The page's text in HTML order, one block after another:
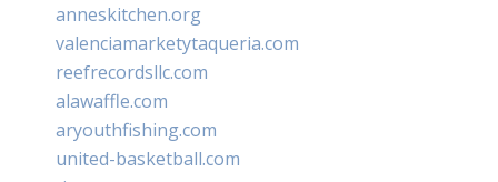
anneskitchen.org
valenciamarketytaqueria.com
reefrecordsllc.com
alawaffle.com
aryouthfishing.com
united-basketball.com